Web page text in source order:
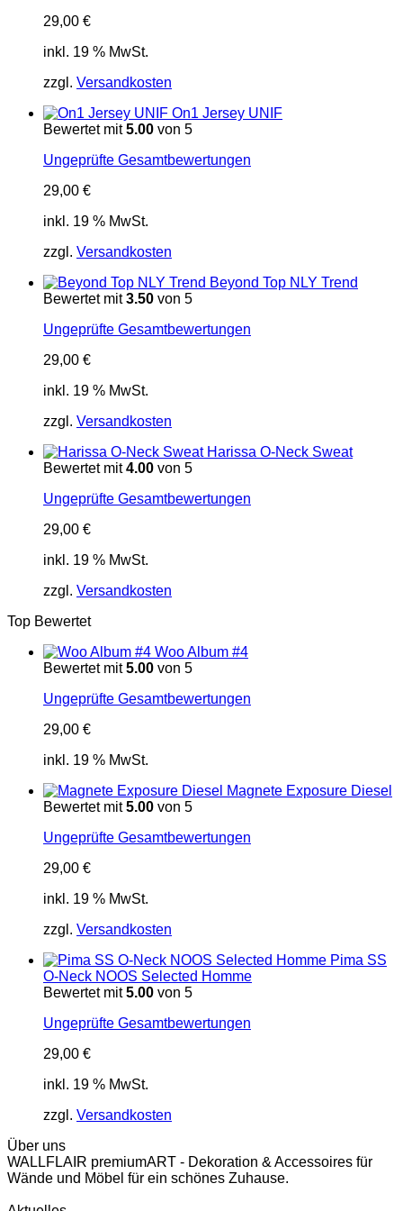
29,00 €
inkl. 19 % MwSt.
zzgl. Versandkosten
On1 Jersey UNIF
Bewertet mit5.00 von 5
Ungeprüfte Gesamtbewertungen
29,00 €
inkl. 19 % MwSt.
zzgl. Versandkosten
Beyond Top NLY Trend
Bewertet mit3.50 von 5
Ungeprüfte Gesamtbewertungen
29,00 €
inkl. 19 % MwSt.
zzgl. Versandkosten
Harissa O-Neck Sweat
Bewertet mit4.00 von 5
Ungeprüfte Gesamtbewertungen
29,00 €
inkl. 19 % MwSt.
zzgl. Versandkosten
Top Bewertet
Woo Album #4
Bewertet mit5.00 von 5
Ungeprüfte Gesamtbewertungen
29,00 €
inkl. 19 % MwSt.
Magnete Exposure Diesel
Bewertet mit5.00 von 5
Ungeprüfte Gesamtbewertungen
29,00 €
inkl. 19 % MwSt.
zzgl. Versandkosten
Pima SS
O-Neck NOOS Selected Homme
Bewertet mit5.00 von 5
Ungeprüfte Gesamtbewertungen
29,00 €
inkl. 19 % MwSt.
zzgl. Versandkosten
Über uns
WALLFLAIR premiumART - Dekoration & Accessoires für
Wände und Möbel für ein schönes Zuhause.